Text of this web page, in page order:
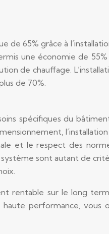
de 65% grâce à
une économie de
de chauffage.
de 70%.
spécifiques du
et le respect des
sont autant de
rentable sur le long
performance, vous